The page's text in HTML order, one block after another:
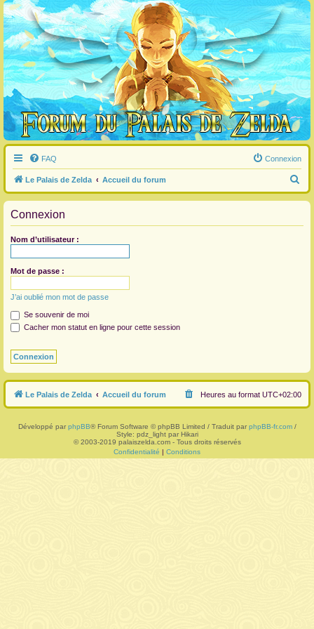
FAQ Connexion
Le Palais de Zelda Accueil du forum
e
Connexion
Nom d’utilisateur :
Mot de passe :
J’ai oublié mon mot de passe
Se souvenir de moi
Cacher mon statut en ligne pour cette session
Le Palais de Zelda Accueil du forum Heures au format UTC+02:00
Développé par phpBB® Forum Software © phpBB Limited / Traduit par phpBB-fr.com/
Style: pdz_light par Hikari
© 2003-2019 palaiszelda.com - Tous droits réservés
Confidentialité | Conditions